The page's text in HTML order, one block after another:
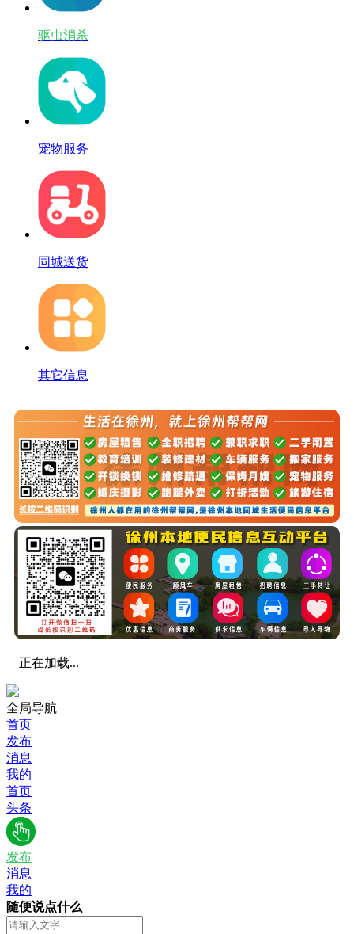
驱虫消杀
宠物服务
同城送货
其它信息
正在加载...
全局导航
首页
发布
消息
我的
首页
头条
发布
消息
我的
随便说点什么